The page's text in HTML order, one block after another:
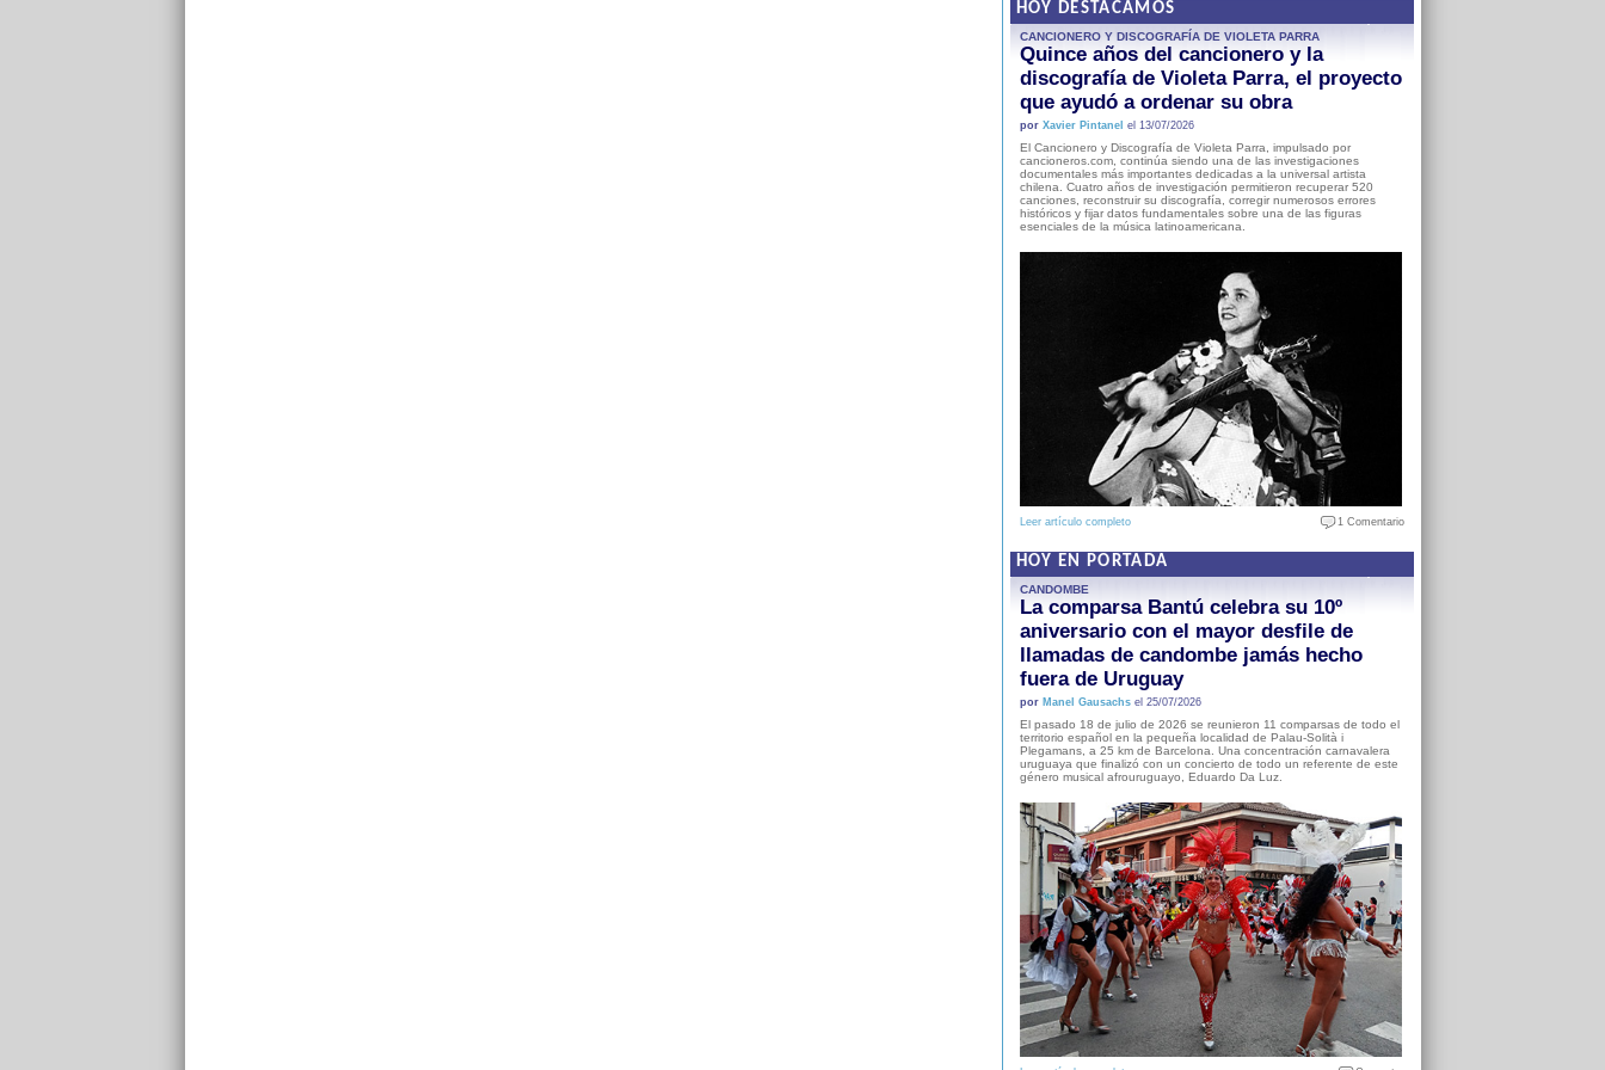
HOY DESTACAMOS
CANCIONERO Y DISCOGRAFÍA DE VIOLETA PARRA
Quince años del cancionero y la
discografía de Violeta Parra, el proyecto
que ayudó a ordenar su obra
por Xavier Pintanel el 13/07/2026
El Cancionero y Discografía de Violeta Parra, impulsado por
cancioneros.com, continúa siendo una de las investigaciones
documentales más importantes dedicadas a la universal artista
chilena. Cuatro años de investigación permitieron recuperar 520
canciones, reconstruir su discografía, corregir numerosos errores
históricos y fijar datos fundamentales sobre una de las figuras
esenciales de la música latinoamericana.
Leer artículo completo 1 Comentario
HOY EN PORTADA
CANDOMBE
La comparsa Bantú celebra su 10º
aniversario con el mayor desfile de
llamadas de candombe jamás hecho
fuera de Uruguay
por Manel Gausachsel 25/07/2026
El pasado 18 de julio de 2026 se reunieron 11 comparsas de todo el
territorio español en la pequeña localidad de Palau-Solità i
Plegamans, a 25 km de Barcelona. Una concentración carnavalera
uruguaya que finalizó con un concierto de todo un referente de este
género musical afrouruguayo, Eduardo Da Luz.